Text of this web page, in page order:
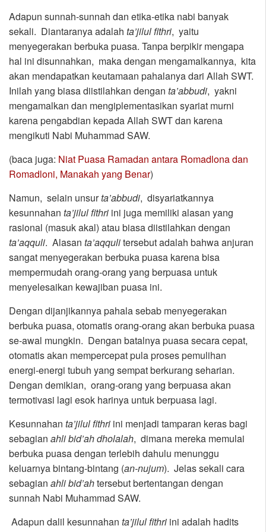
Adapun sunnah-sunnah dan etika-etika nabi banyak
sekali. Diantaranya adalah ta’jilul fithri, yaitu
menyegerakan berbuka puasa. Tanpa berpikir mengapa
hal ini disunnahkan, maka dengan mengamalkannya, kita
akan mendapatkan keutamaan pahalanya dari Allah SWT.
Inilah yang biasa diistilahkan dengan ta’abbudi, yakni
mengamalkan dan mengiplementasikan syariat murni
karena pengabdian kepada Allah SWT dan karena
mengikuti Nabi Muhammad SAW.
(baca juga: Niat Puasa Ramadan antara Romadlona dan
Romadloni, Manakah yang Benar)
Namun, selain unsurta’abbudi, disyariatkannya
kesunnahan ta’jilul fithri ini juga memiliki alasan yang
rasional (masuk akal) atau biasa diistilahkan dengan
ta’aqquli. Alasan ta’aqqulitersebut adalah bahwa anjuran
sangat menyegerakan berbuka puasa karena bisa
mempermudah orang-orang yang berpuasa untuk
menyelesaikan kewajiban puasa ini.
Dengan dijanjikannya pahala sebab menyegerakan
berbuka puasa, otomatis orang-orang akan berbuka puasa
se-awal mungkin. Dengan batalnya puasa secara cepat,
otomatis akan mempercepat pula proses pemulihan
energi-energi tubuh yang sempat berkurang seharian.
Dengan demikian, orang-orang yang berpuasa akan
termotivasi lagi esok harinya untuk berpuasa lagi.
Kesunnahan ta’jilul fithri ini menjadi tamparan keras bagi
sebagian ahli bid’ah dholalah, dimana mereka memulai
berbuka puasa dengan terlebih dahulu menunggu
keluarnya bintang-bintang (an-nujum). Jelas sekali cara
sebagian ahli bid’ahtersebut bertentangan dengan
sunnah Nabi Muhammad SAW.
Adapun dalil kesunnahan ta’jilul fithri ini adalah hadits